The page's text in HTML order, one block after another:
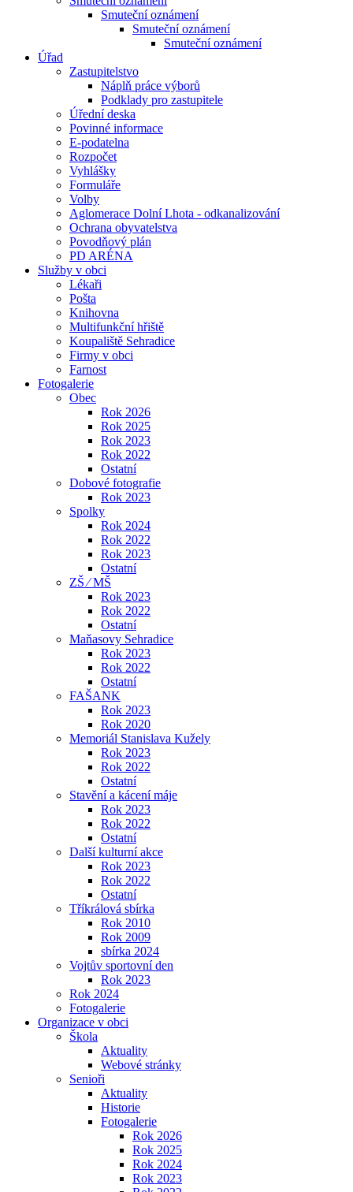
Smuteční oznámení
Smuteční oznámení
Smuteční oznámení
Úřad
Zastupitelstvo
Náplň práce výborů
Podklady pro zastupitele
Úřední deska
Povinné informace
E-podatelna
Rozpočet
Vyhlášky
Formuláře
Volby
Aglomerace Dolní Lhota - odkanalizování
Ochrana obyvatelstva
Povodňový plán
PD ARÉNA
Služby v obci
Lékaři
Pošta
Knihovna
Multifunkční hřiště
Koupaliště Sehradice
Firmy v obci
Farnost
Fotogalerie
Obec
Rok 2026
Rok 2025
Rok 2023
Rok 2022
Ostatní
Dobové fotografie
Rok 2023
Spolky
Rok 2024
Rok 2022
Rok 2023
Ostatní
ZŠ ⁄ MŠ
Rok 2023
Rok 2022
Ostatní
Maňasovy Sehradice
Rok 2023
Rok 2022
Ostatní
FAŠANK
Rok 2023
Rok 2020
Memoriál Stanislava Kužely
Rok 2023
Rok 2022
Ostatní
Stavění a kácení máje
Rok 2023
Rok 2022
Ostatní
Další kulturní akce
Rok 2023
Rok 2022
Ostatní
Tříkrálová sbírka
Rok 2010
Rok 2009
sbírka 2024
Vojtův sportovní den
Rok 2023
Rok 2024
Fotogalerie
Organizace v obci
Škola
Aktuality
Webové stránky
Senioři
Aktuality
Historie
Fotogalerie
Rok 2026
Rok 2025
Rok 2024
Rok 2023